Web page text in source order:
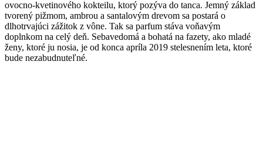
ovocno-kvetinového kokteilu, ktorý pozýva do tanca. Jemný základ
tvorený pižmom, ambrou a santalovým drevom sa postará o
dlhotrvajúci zážitok z vône. Tak sa parfum stáva voňavým
doplnkom na celý deň. Sebavedomá a bohatá na fazety, ako mladé
ženy, ktoré ju nosia, je od konca apríla 2019 stelesnením leta, ktoré
bude nezabudnuteľné.